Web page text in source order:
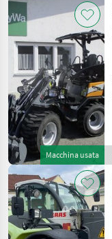
Macchina usata